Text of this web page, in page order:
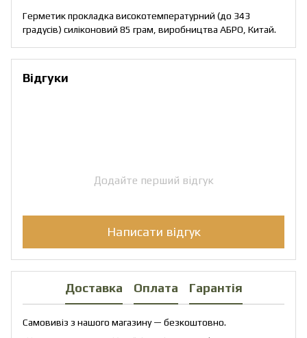
Герметик прокладка високотемпературний (до 343
градусів) силіконовий 85 грам, виробництва АБРО, Китай.
Відгуки
Додайте перший відгук
Написати відгук
Доставка Оплата Гарантія
Самовивіз з нашого магазину — безкоштовно.